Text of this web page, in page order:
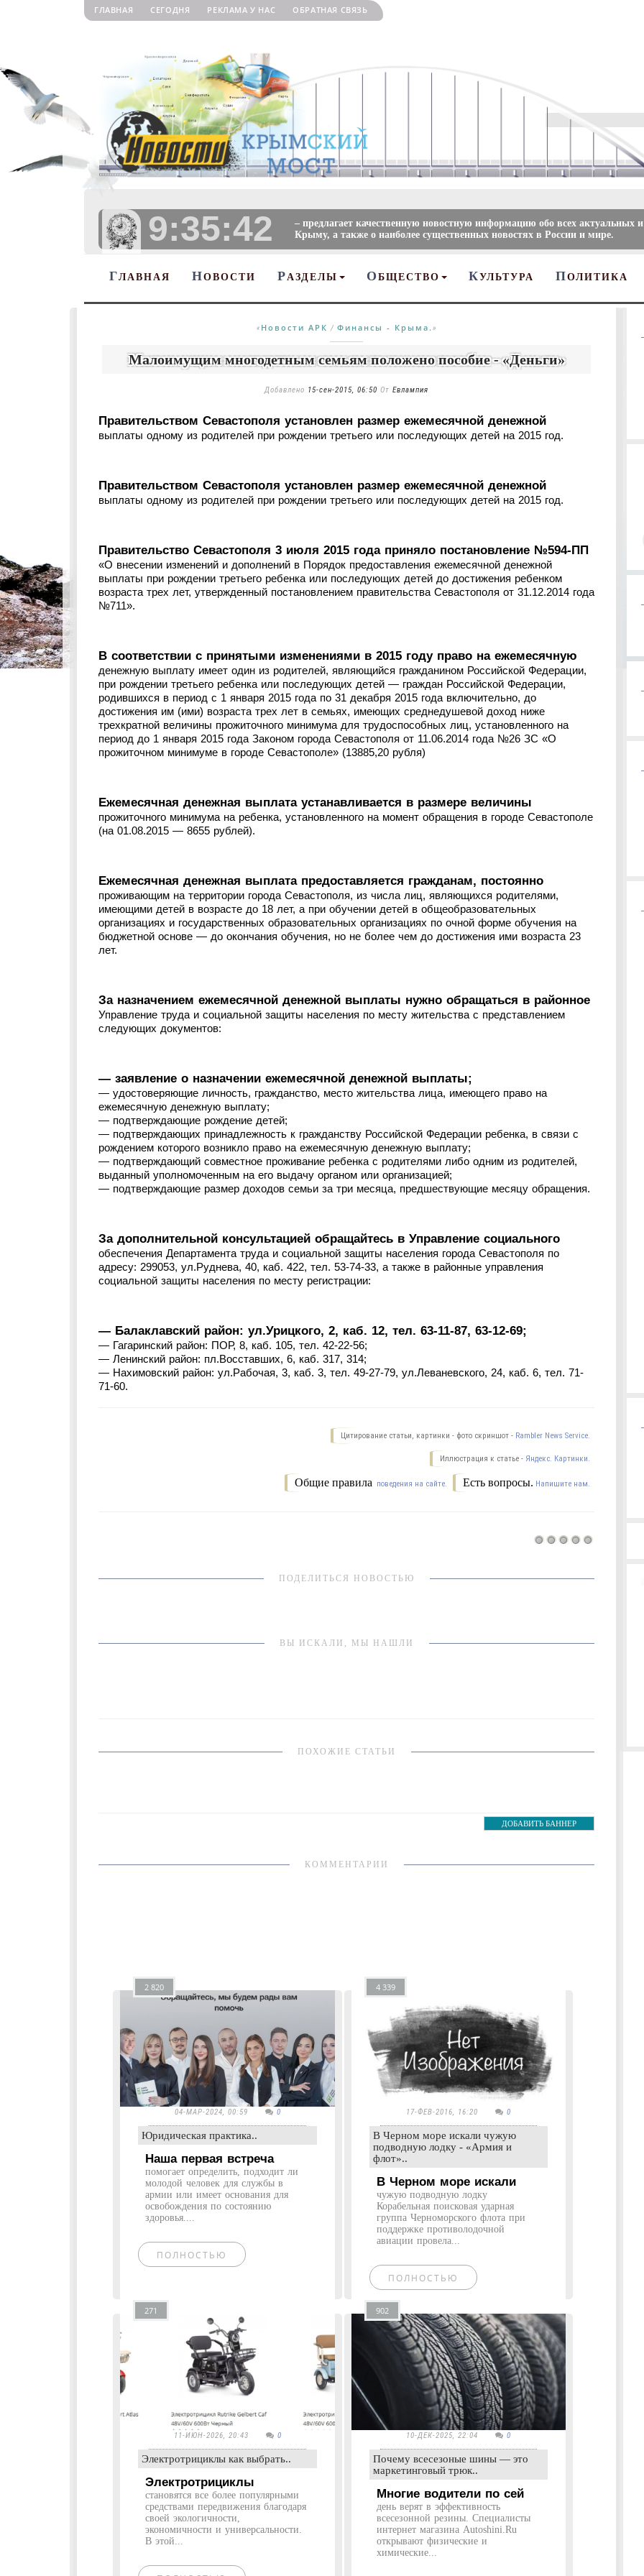
ГЛАВНАЯ СЕГОДНЯ РЕКЛАМА У НАС ОБРАТНАЯ СВЯЗЬ
9:35:44
– предлагает качественную новостную информацию обо всех актуальных
Крыму, а также о наиболее существенных новостях в России и мире.
ГЛАВНАЯ НОВОСТИ Р АЗДЕЛЫ О БЩЕСТВО КУЛЬТУРА ПОЛИТИКА
« Новости АРК / Финансы - Крыма. »
Малоимущим многодетным семьям положено пособие - «Деньги»
Добавлено 15-сен-2015, 06:50 От Евлампия
Правительством Севастополя установлен размер ежемесячной денежной
выплаты одному из родителей при рождении третьего или последующих детей на 2015 год.
Правительством Севастополя установлен размер ежемесячной денежной
выплаты одному из родителей при рождении третьего или последующих детей на 2015 год.
Правительство Севастополя 3 июля 2015 года приняло постановление №594-ПП
«О внесении изменений и дополнений в Порядок предоставления ежемесячной денежной
выплаты при рождении третьего ребенка или последующих детей до достижения ребенком
возраста трех лет, утвержденный постановлением правительства Севастополя от 31.12.2014 года
№711».
В соответствии с принятыми изменениями в 2015 году право на ежемесячную
денежную выплату имеет один из родителей, являющийся гражданином Российской Федерации,
при рождении третьего ребенка или последующих детей — граждан Российской Федерации,
родившихся в период с 1 января 2015 года по 31 декабря 2015 года включительно, до
достижения им (ими) возраста трех лет в семьях, имеющих среднедушевой доход ниже
трехкратной величины прожиточного минимума для трудоспособных лиц, установленного на
период до 1 января 2015 года Законом города Севастополя от 11.06.2014 года №26 ЗС «О
прожиточном минимуме в городе Севастополе» (13885,20 рубля)
Ежемесячная денежная выплата устанавливается в размере величины
прожиточного минимума на ребенка, установленного на момент обращения в городе Севастополе
(на 01.08.2015 — 8655 рублей).
Ежемесячная денежная выплата предоставляется гражданам, постоянно
проживающим на территории города Севастополя, из числа лиц, являющихся родителями,
имеющими детей в возрасте до 18 лет, а при обучении детей в общеобразовательных
организациях и государственных образовательных организациях по очной форме обучения на
бюджетной основе — до окончания обучения, но не более чем до достижения ими возраста 23
лет.
За назначением ежемесячной денежной выплаты нужно обращаться в районное
Управление труда и социальной защиты населения по месту жительства с представлением
следующих документов:
— заявление о назначении ежемесячной денежной выплаты;
— удостоверяющие личность, гражданство, место жительства лица, имеющего право на
ежемесячную денежную выплату;
— подтверждающие рождение детей;
— подтверждающих принадлежность к гражданству Российской Федерации ребенка, в связи с
рождением которого возникло право на ежемесячную денежную выплату;
— подтверждающий совместное проживание ребенка с родителями либо одним из родителей,
выданный уполномоченным на его выдачу органом или организацией;
— подтверждающие размер доходов семьи за три месяца, предшествующие месяцу обращения.
За дополнительной консультацией обращайтесь в Управление социального
обеспечения Департамента труда и социальной защиты населения города Севастополя по
адресу: 299053, ул.Руднева, 40, каб. 422, тел. 53-74-33, а также в районные управления
социальной защиты населения по месту регистрации:
— Балаклавский район: ул.Урицкого, 2, каб. 12, тел. 63-11-87, 63-12-69;
— Гагаринский район: ПОР, 8, каб. 105, тел. 42-22-56;
— Ленинский район: пл.Восставших, 6, каб. 317, 314;
— Нахимовский район: ул.Рабочая, 3, каб. 3, тел. 49-27-79, ул.Леваневского, 24, каб. 6, тел. 71-
71-60.
Цитирование статьи, картинки - фото скриншот - Rambler News Service.
Иллюстрация к статье - Яндекс. Картинки.
Есть вопросы. Напишите нам.
Общие правила поведения на сайте.
ПОДЕЛИТЬСЯ НОВОСТЬЮ
ВЫ ИСКАЛИ, МЫ НАШЛИ
ПОХОЖИЕ СТАТЬИ
ДОБАВИТЬ БАННЕР
КОММЕНТАРИИ
2 820
04-МАР-2024, 00:59 0
Юридическая практика..
Наша первая встреча
помогает определить, подходит ли
молодой человек для службы в
армии или имеет основания для
освобождения по состоянию
здоровья....
ПОЛНОСТЬЮ
4 339
17-ФЕВ-2016, 16:20 0
В Черном море искали чужую
подводную лодку - «Армия и
флот»..
В Черном море искали
чужую подводную лодку
Корабельная поисковая ударная
группа Черноморского флота при
поддержке противолодочной
авиации провела...
ПОЛНОСТЬЮ
271
11-ИЮН-2026, 20:43 0
Электротрициклы как выбрать..
Электротрициклы
становятся все более популярными
средствами передвижения благодаря
своей экологичности,
экономичности и универсальности.
В этой...
902
10-ДЕК-2025, 22:04 0
Почему всесезоные шины — это
маркетинговый трюк..
Многие водители по сей
день верят в эффективность
всесезонной резины. Специалисты
интернет магазина Autoshini.Ru
открывают физические и
химические...